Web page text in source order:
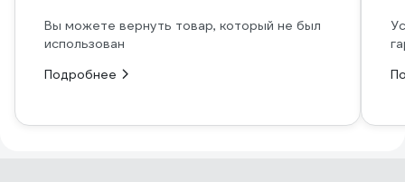
Вы можете вернуть товар, который не был
использован
Подробнее